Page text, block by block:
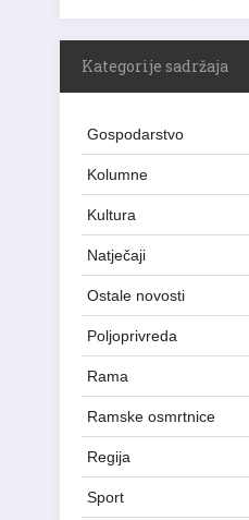
Kategorije sadržaja
Gospodarstvo
Kolumne
Kultura
Natječaji
Ostale novosti
Poljoprivreda
Rama
Ramske osmrtnice
Regija
Sport